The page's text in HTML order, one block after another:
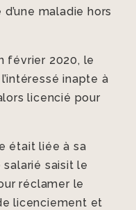
maladie hors
février 2020, le
inapte à
licencié pour
était liée à sa
saisit le
réclamer le
licenciement et